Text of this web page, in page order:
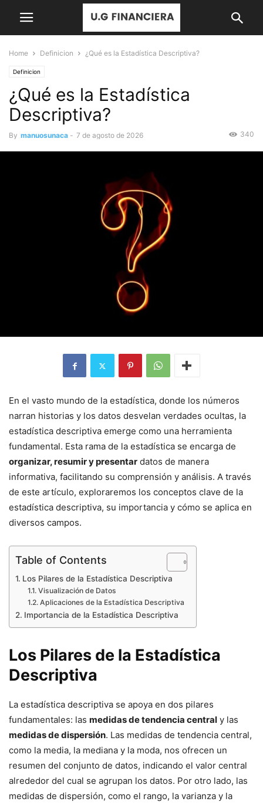
Home Definicion ¿Qué es la Estadística Descriptiva?
Definicion
¿Qué es la Estadística
Descriptiva?
By manuosunaca - 7 de agosto de 2026 340
En el vasto mundo de la estadística, donde los números
narran historias y los datos desvelan verdades ocultas, la
estadística descriptiva emerge como una herramienta
fundamental. Esta rama de la estadística se encarga de
organizar, resumir y presentar datos de manera
informativa, facilitando su comprensión y análisis. A través
de este artículo, exploraremos los conceptos clave de la
estadística descriptiva, su importancia y cómo se aplica en
diversos campos.
Table of Contents
Los Pilares de la Estadística Descriptiva
Visualización de Datos
Aplicaciones de la Estadística Descriptiva
Importancia de la Estadística Descriptiva
Los Pilares de la Estadística
Descriptiva
La estadística descriptiva se apoya en dos pilares
fundamentales: las medidas de tendencia central y las
medidas de dispersión. Las medidas de tendencia central,
como la media, la mediana y la moda, nos ofrecen un
resumen del conjunto de datos, indicando el valor central
alrededor del cual se agrupan los datos. Por otro lado, las
medidas de dispersión, como el rango, la varianza y la